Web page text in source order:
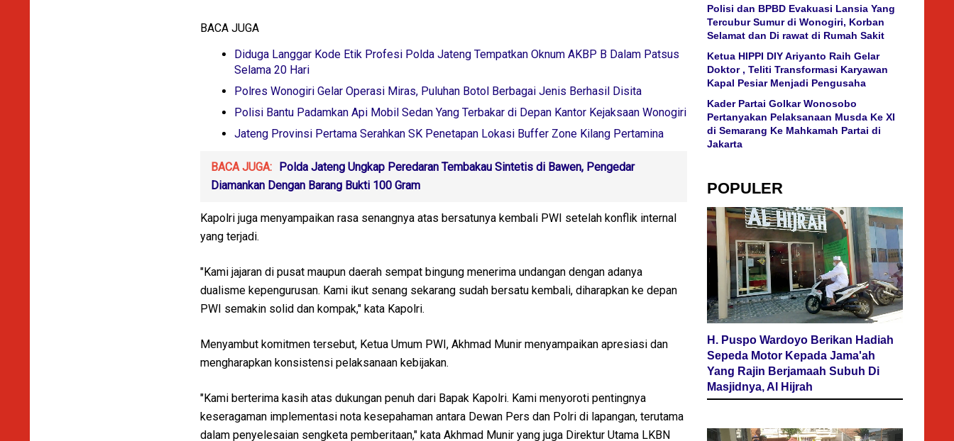
BACA JUGA
Diduga Langgar Kode Etik Profesi Polda Jateng Tempatkan Oknum AKBP B Dalam Patsus
Selama 20 Hari
Polres Wonogiri Gelar Operasi Miras, Puluhan Botol Berbagai Jenis Berhasil Disita
Polisi Bantu Padamkan Api Mobil Sedan Yang Terbakar di Depan Kantor Kejaksaan Wonogiri
Jateng Provinsi Pertama Serahkan SK Penetapan Lokasi Buffer Zone Kilang Pertamina
BACA JUGA: Polda Jateng Ungkap Peredaran Tembakau Sintetis di Bawen, Pengedar
Diamankan Dengan Barang Bukti 100 Gram
Kapolri juga menyampaikan rasa senangnya atas bersatunya kembali PWI setelah konflik internal
yang terjadi.
"Kami jajaran di pusat maupun daerah sempat bingung menerima undangan dengan adanya
dualisme kepengurusan. Kami ikut senang sekarang sudah bersatu kembali, diharapkan ke depan
PWI semakin solid dan kompak," kata Kapolri.
Menyambut komitmen tersebut, Ketua Umum PWI, Akhmad Munir menyampaikan apresiasi dan
mengharapkan konsistensi pelaksanaan kebijakan.
"Kami berterima kasih atas dukungan penuh dari Bapak Kapolri. Kami menyoroti pentingnya
keseragaman implementasi nota kesepahaman antara Dewan Pers dan Polri di lapangan, terutama
dalam penyelesaian sengketa pemberitaan," kata Akhmad Munir yang juga Direktur Utama LKBN
Polisi dan BPBD Evakuasi Lansia Yang
Tercubur Sumur di Wonogiri, Korban
Selamat dan Di rawat di Rumah Sakit
Ketua HIPPI DIY Ariyanto Raih Gelar
Doktor , Teliti Transformasi Karyawan
Kapal Pesiar Menjadi Pengusaha
Kader Partai Golkar Wonosobo
Pertanyakan Pelaksanaan Musda Ke XI
di Semarang Ke Mahkamah Partai di
Jakarta
POPULER
H. Puspo Wardoyo Berikan Hadiah
Sepeda Motor Kepada Jama'ah
Yang Rajin Berjamaah Subuh Di
Masjidnya, Al Hijrah